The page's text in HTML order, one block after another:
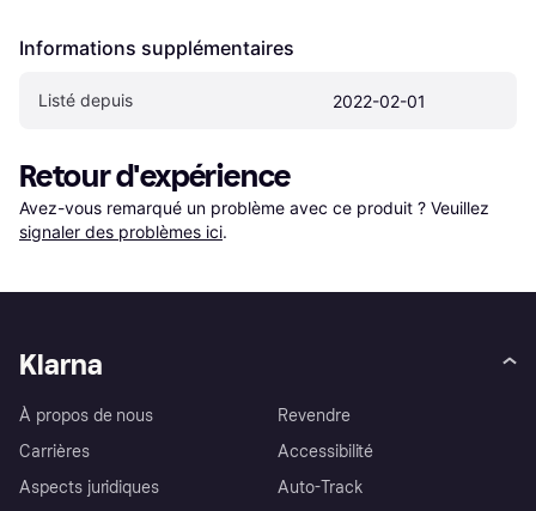
Informations supplémentaires
Listé depuis 2022-02-01
Retour d'expérience
Avez-vous remarqué un problème avec ce produit ? Veuillez
signaler des problèmes ici.
Klarna
À propos de nous
Carrières
Aspects juridiques
Revendre
Accessibilité
Auto-Track